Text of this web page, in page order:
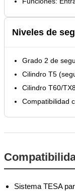
Niveles de
Grado 2 de
Cilindro T5
Cilindro T60/
Compatibilidad
Sistema TESA